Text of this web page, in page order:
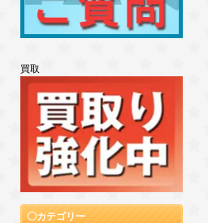
買取
カテゴリー